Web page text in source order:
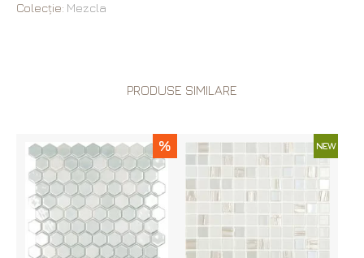
Colecție: Mezcla
PRODUSE SIMILARE
% NEW